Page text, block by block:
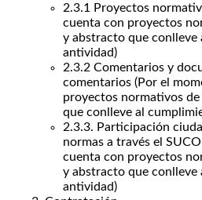
2.3.1 Proyectos
cuenta con proyectos
y abstracto que conlleve
antividad)
2.3.2 Comentarios y
comentarios (Por el
proyectos normativos
que conlleve al
2.3.3. Participación
normas a través el
cuenta con proyectos
y abstracto que conlleve
antividad)